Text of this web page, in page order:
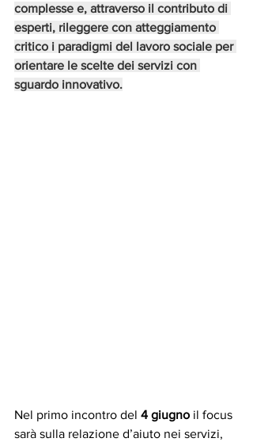
complesse e, attraverso il contributo di
esperti, rileggere con atteggiamento
critico i paradigmi del lavoro sociale per
orientare le scelte dei servizi con
sguardo innovativo.
Nel primo incontro del 4 giugno il focus
sarà sulla relazione d’aiuto nei servizi,